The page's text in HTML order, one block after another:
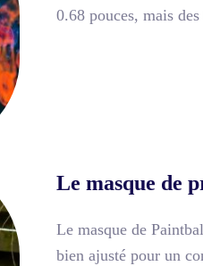
0.68 pouces, mais
Le masque de
Le masque de
bien ajusté pour un